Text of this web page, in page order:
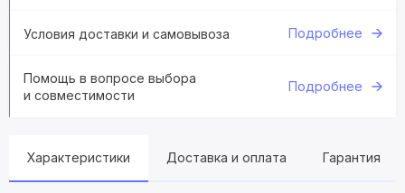
Условия доставки и самовывоза Подробнее
Помощь в вопросе выбора
и совместимости
Подробнее
Характеристики Доставка и оплата Гарантия